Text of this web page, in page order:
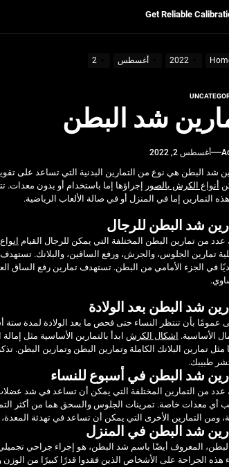
Ultrasonic Thickness Gauge
Pre-shipment Inspection
Get Reliable
Ultrasonic Thickness Gauge
2022 أغسطس 2
شد البطن
أغسطس 2, 2022
شد البطن هي نوع من التمارين البدنية التي تساعد على
أنواع الكرش بالصور إجراؤها إما باستخدام أو بدون
هذه التمارين إما في المنزل أو في صالة الألعاب الرياضية.
شد البطن للرجال
عدد من تمارين البطن المختلفة التي يمكن للرجال القيام
تمارين الجلوس، والجرش، ورفع الساقين، والبلانك.
في الجزء الأمامي من البطن. تستهدف تمارين رفع الساق
شد البطن بعد الولادة
عمومًا بأن تنتظر النساء حتى فحص ما بعد الولادة لمدة ستة
الأساسية. اشكال الكرش ابدأ بالتمارين الأساسية مثل
مثل تمارين البلانك الكاملة وتمارين البطن وتمارين
طبيبك.
شد البطن في أسبوع للنساء
أي معدات خاصة. تمرينات الجلوس والسحق هما من أكثر
ومن التمارين الأخرى التي يمكن أن تساعد في تهدئة المعدة،
شد البطن في المنزل
المعروف أيضًا باسم شد البطن، هو إجراء جراحي
هذه الجراحة على الأشخاص الذين فقدوا قدرًا كبيرًا من